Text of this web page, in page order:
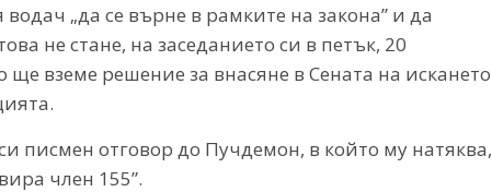
„да се върне в рамките на закона” и да
не стане, на заседанието си в петък, 20
вземе решение за внасяне в Сената на искането
писмен отговор до Пучдемон, в който му натяква,
член 155”.